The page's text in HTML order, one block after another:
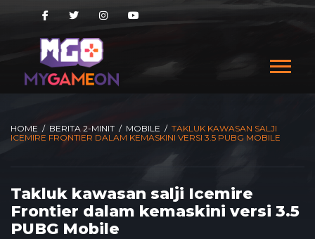
HOME / BERITA 2-MINIT / MOBILE / TAKLUK KAWASAN SALJI
ICEMIRE FRONTIER DALAM KEMASKINI VERSI 3.5 PUBG MOBILE
Takluk kawasan salji Icemire
Frontier dalam kemaskini versi 3.5
PUBG Mobile